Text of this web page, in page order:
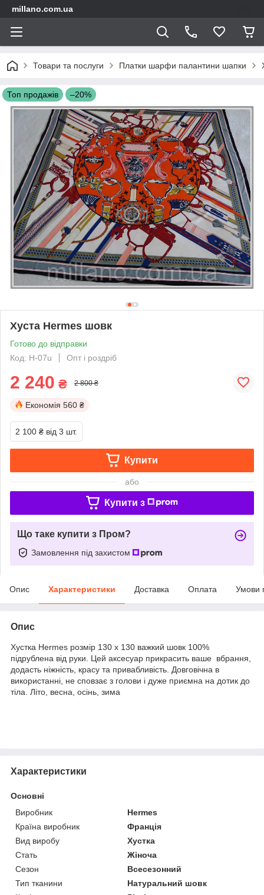
millano.com.ua
Товари та послуги Платки шарфи палантини шапки
Топ продажів –20%
Хуста Hermes шовк
Готово до відправки
Код: H-07u
Опт і роздріб
2 240 ₴ 2 800 ₴
Економія 560 ₴
2 100 ₴ від 3 шт.
Купити
або
Купити з
Що таке купити з Пром?
Замовлення під захистом
Опис Характеристики Доставка Оплата Умови
Опис
Хустка Hermes розмір 130 х 130 важкий шовк 100%
підрублена від руки. Цей аксесуар прикрасить ваше вбрання,
додасть ніжність, красу та привабливість. Довговічна в
використанні, не сповзає з голови і дуже приємна на дотик до
тіла. Літо, весна, осінь, зима
Характеристики
Основні
Виробник
Hermes
Країна виробник
Франція
Вид виробу
Хустка
Стать
Жіноча
Сезон
Всесезонний
Тип тканини
Натуральний шовк